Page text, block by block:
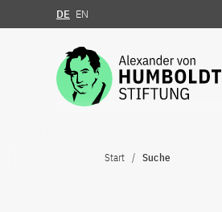
Zum Inhalt springen
DE EN
Start Suche